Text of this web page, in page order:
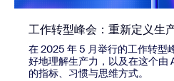
工作转型峰会：重新定义生
在 2025 年 5 月举行的工作转型
好地理解生产力，以及在这个由
的指标、习惯与思维方式。